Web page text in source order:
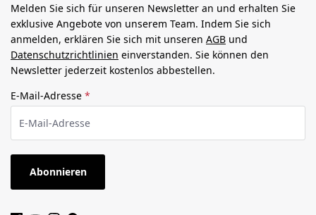
Melden Sie sich für unseren Newsletter an und erhalten Sie
exklusive Angebote von unserem Team. Indem Sie sich
anmelden, erklären Sie sich mit unseren AGB und
Datenschutzrichtlinien einverstanden. Sie können den
Newsletter jederzeit kostenlos abbestellen.
E-Mail-Adresse *
Abonnieren